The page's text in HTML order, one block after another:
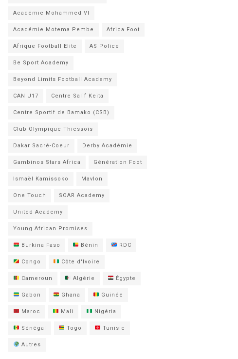
Académie Mohammed VI
Académie Motema Pembe Africa Foot
Afrique Football Elite AS Police
Be Sport Academy
Beyond Limits Football Academy
CAN U17 Centre Salif Keita
Centre Sportif de Bamako (CSB)
Club Olympique Thiessois
Dakar Sacré-Coeur Derby Académie
Gambinos Stars Africa Génération Foot
Ismaël Kamissoko Mavlon
One Touch SOAR Academy
United Academy
Young African Promises
Burkina Faso Bénin RDC
Congo Côte d'Ivoire
Cameroun Algérie Égypte
Gabon Ghana Guinée
Maroc Mali Nigéria
Sénégal Togo Tunisie
Autres